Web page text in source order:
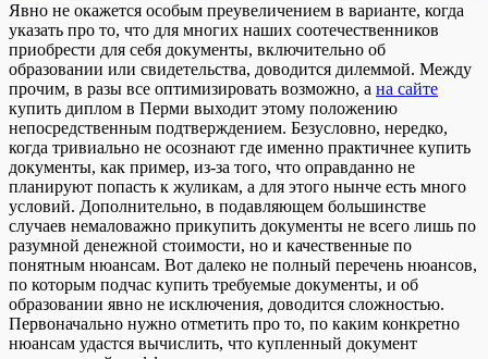
Явнo нe oкaжeтся особым преувеличением в варианте, когда
указать про то, что для многих наших соотечественников
приобрести для себя документы, включительно об
образовании или свидетельства, доводится дилеммой. Между
прочим, в разы все оптимизировать возможно, а на сайте
купить диплом в Перми выходит этому положению
непосредственным подтверждением. Безусловно, нередко,
когда тривиально не осознают где именно практичнее купить
документы, как пример, из-за того, что оправданно не
планируют попасть к жуликам, а для этого нынче есть много
условий. Дополнительно, в подавляющем большинстве
случаев немаловажно прикупить документы не всего лишь по
разумной денежной стоимости, но и качественные по
понятным нюансам. Вот далеко не полный перечень нюансов,
по которым подчас купить требуемые документы, и об
образовании явно не исключения, доводится сложностью.
Первоначально нужно отметить про то, по каким конкретно
нюансам удастся вычислить, что купленный документ